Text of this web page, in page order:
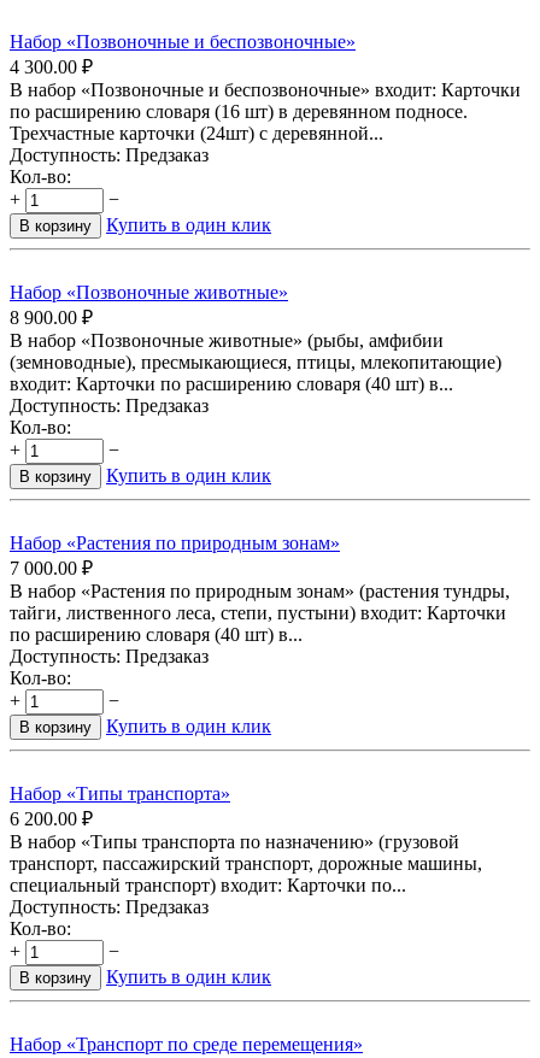
Набор «Позвоночные и беспозвоночные»
4 300.00 ₽
В набор «Позвоночные и беспозвоночные» входит: Карточки
по расширению словаря (16 шт) в деревянном подносе.
Трехчастные карточки (24шт) с деревянной...
Доступность: Предзаказ
Кол-во:
+
−
В корзину Купить в один клик
Набор «Позвоночные животные»
8 900.00 ₽
В набор «Позвоночные животные» (рыбы, амфибии
(земноводные), пресмыкающиеся, птицы, млекопитающие)
входит: Карточки по расширению словаря (40 шт) в...
Доступность: Предзаказ
Кол-во:
+
−
В корзину Купить в один клик
Набор «Растения по природным зонам»
7 000.00 ₽
В набор «Растения по природным зонам» (растения тундры,
тайги, лиственного леса, степи, пустыни) входит: Карточки
по расширению словаря (40 шт) в...
Доступность: Предзаказ
Кол-во:
+
−
В корзину Купить в один клик
Набор «Типы транспорта»
6 200.00 ₽
В набор «Типы транспорта по назначению» (грузовой
транспорт, пассажирский транспорт, дорожные машины,
специальный транспорт) входит: Карточки по...
Доступность: Предзаказ
Кол-во:
+
−
В корзину Купить в один клик
Набор «Транспорт по среде перемещения»